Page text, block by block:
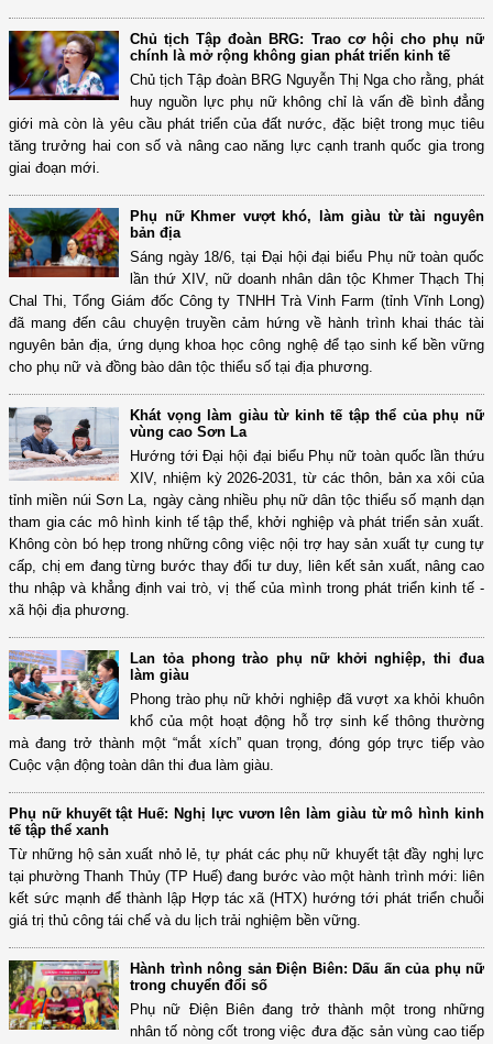
Chủ tịch Tập đoàn BRG: Trao cơ hội cho phụ nữ
chính là mở rộng không gian phát triển kinh tế
Chủ tịch Tập đoàn BRG Nguyễn Thị Nga cho rằng, phát
huy nguồn lực phụ nữ không chỉ là vấn đề bình đẳng
giới mà còn là yêu cầu phát triển của đất nước, đặc biệt trong mục tiêu
tăng trưởng hai con số và nâng cao năng lực cạnh tranh quốc gia trong
giai đoạn mới.
Phụ nữ Khmer vượt khó, làm giàu từ tài nguyên
bản địa
Sáng ngày 18/6, tại Đại hội đại biểu Phụ nữ toàn quốc
lần thứ XIV, nữ doanh nhân dân tộc Khmer Thạch Thị
Chal Thi, Tổng Giám đốc Công ty TNHH Trà Vinh Farm (tỉnh Vĩnh Long)
đã mang đến câu chuyện truyền cảm hứng về hành trình khai thác tài
nguyên bản địa, ứng dụng khoa học công nghệ để tạo sinh kế bền vững
cho phụ nữ và đồng bào dân tộc thiểu số tại địa phương.
Khát vọng làm giàu từ kinh tế tập thể của phụ nữ
vùng cao Sơn La
Hướng tới Đại hội đại biểu Phụ nữ toàn quốc lần thứu
XIV, nhiệm kỳ 2026-2031, từ các thôn, bản xa xôi của
tỉnh miền núi Sơn La, ngày càng nhiều phụ nữ dân tộc thiểu số mạnh dạn
tham gia các mô hình kinh tế tập thể, khởi nghiệp và phát triển sản xuất.
Không còn bó hẹp trong những công việc nội trợ hay sản xuất tự cung tự
cấp, chị em đang từng bước thay đổi tư duy, liên kết sản xuất, nâng cao
thu nhập và khẳng định vai trò, vị thế của mình trong phát triển kinh tế -
xã hội địa phương.
Lan tỏa phong trào phụ nữ khởi nghiệp, thi đua
làm giàu
Phong trào phụ nữ khởi nghiệp đã vượt xa khỏi khuôn
khổ của một hoạt động hỗ trợ sinh kế thông thường
mà đang trở thành một “mắt xích” quan trọng, đóng góp trực tiếp vào
Cuộc vận động toàn dân thi đua làm giàu.
Phụ nữ khuyết tật Huế: Nghị lực vươn lên làm giàu từ mô hình kinh
tế tập thể xanh
Từ những hộ sản xuất nhỏ lẻ, tự phát các phụ nữ khuyết tật đầy nghị lực
tại phường Thanh Thủy (TP Huế) đang bước vào một hành trình mới: liên
kết sức mạnh để thành lập Hợp tác xã (HTX) hướng tới phát triển chuỗi
giá trị thủ công tái chế và du lịch trải nghiệm bền vững.
Hành trình nông sản Điện Biên: Dấu ấn của phụ nữ
trong chuyển đổi số
Phụ nữ Điện Biên đang trở thành một trong những
nhân tố nòng cốt trong việc đưa đặc sản vùng cao tiếp